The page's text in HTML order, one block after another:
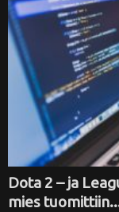
Dota 2 – ja
mies